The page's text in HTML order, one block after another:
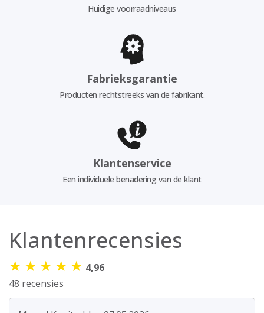
Huidige voorraadniveaus
Fabrieksgarantie
Producten rechtstreeks van de fabrikant.
Klantenservice
Een individuele benadering van de klant
Klantenrecensies
★ ★ ★ ★ ★ 4,96
48 recensies